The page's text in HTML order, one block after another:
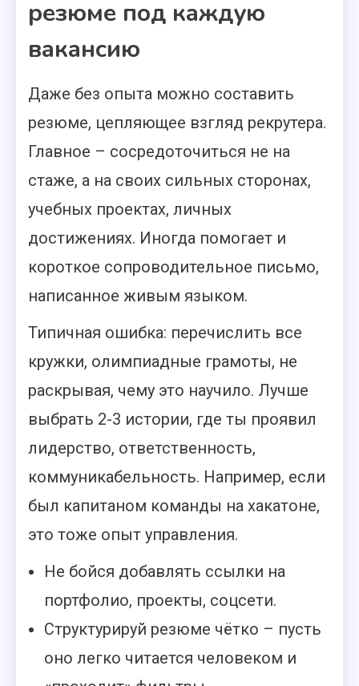
резюме под каждую
вакансию
Даже без опыта можно составить
резюме, цепляющее взгляд рекрутера.
Главное – сосредоточиться не на
стаже, а на своих сильных сторонах,
учебных проектах, личных
достижениях. Иногда помогает и
короткое сопроводительное письмо,
написанное живым языком.
Типичная ошибка: перечислить все
кружки, олимпиадные грамоты, не
раскрывая, чему это научило. Лучше
выбрать 2-3 истории, где ты проявил
лидерство, ответственность,
коммуникабельность. Например, если
был капитаном команды на хакатоне,
это тоже опыт управления.
Не бойся добавлять ссылки на
портфолио, проекты, соцсети.
Структурируй резюме чётко – пусть
оно легко читается человеком и